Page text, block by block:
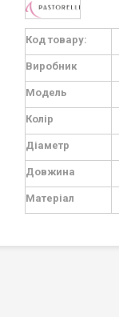
Докладніше
Код товару:
Виробник
Модель
Колір
Діаметр
Довжина
Матеріал